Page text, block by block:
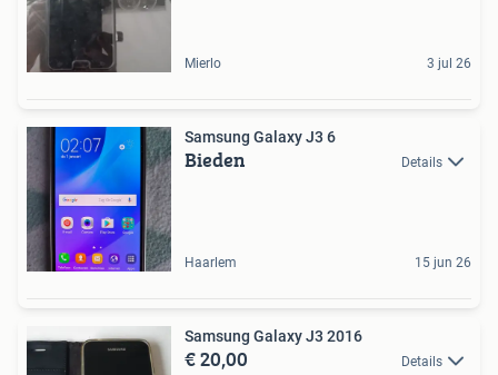
Mierlo 3 jul 26
Samsung Galaxy J3 6
Bieden Details
Haarlem 15 jun 26
Samsung Galaxy J3 2016
€ 20,00 Details